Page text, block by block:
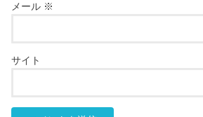
メール ※
サイト